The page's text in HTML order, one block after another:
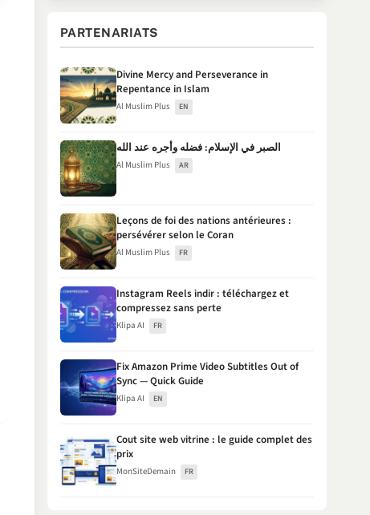
PARTENARIATS
Divine Mercy and Perseverance in
Repentance in Islam
Al Muslim Plus EN
الصبر في الإسلام: فضله وأجره عند الله
Al Muslim Plus AR
Leçons de foi des nations antérieures :
persévérer selon le Coran
Al Muslim Plus FR
Instagram Reels indir : téléchargez et
compressez sans perte
Klipa AI FR
Fix Amazon Prime Video Subtitles Out of
Sync — Quick Guide
Klipa AI EN
Cout site web vitrine : le guide complet des
prix
MonSiteDemain FR